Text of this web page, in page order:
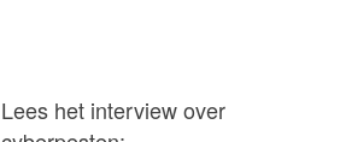
Lees het interview over